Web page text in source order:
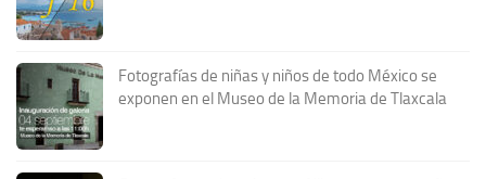
Fotografías de niñas y niños de todo México se
exponen en el Museo de la Memoria de Tlaxcala